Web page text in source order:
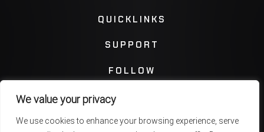
We value your privacy
We use cookies to enhance your browsing experience, serve
QUICKLINKS
SUPPORT
FOLLOW
Instagram